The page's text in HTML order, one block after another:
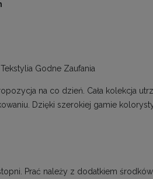
Tekstylia Godne Zaufania
na co dzień. Cała kolekcja
Dzięki szerokiej gamie
Prać należy z dodatkiem